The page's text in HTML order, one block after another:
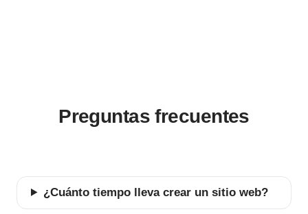
Preguntas frecuentes
¿Cuánto tiempo lleva crear un sitio web?